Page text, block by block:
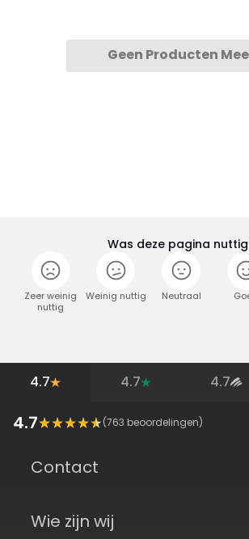
Geen Producten
Was deze pagina
Zeer weinig
nuttig
Weinig nuttig Neutraal
4.7 4.7 4.7
4.7 (763 beoordelingen)
Contact
Wie zijn wij